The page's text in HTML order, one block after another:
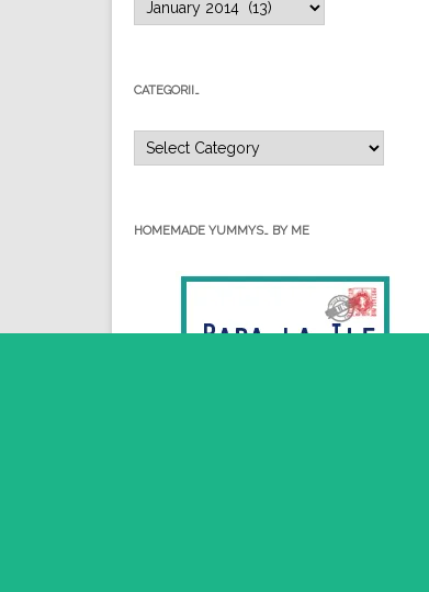
în
CATEGORII…
HOMEMADE YUMMYS… BY ME